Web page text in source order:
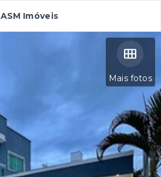
ASM Imóveis
Mais fotos